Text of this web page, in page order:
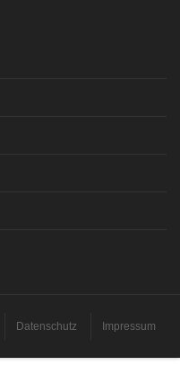
Datenschutz Impressum